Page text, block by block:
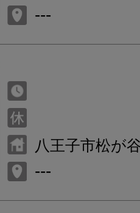
---
八王子市松が
---